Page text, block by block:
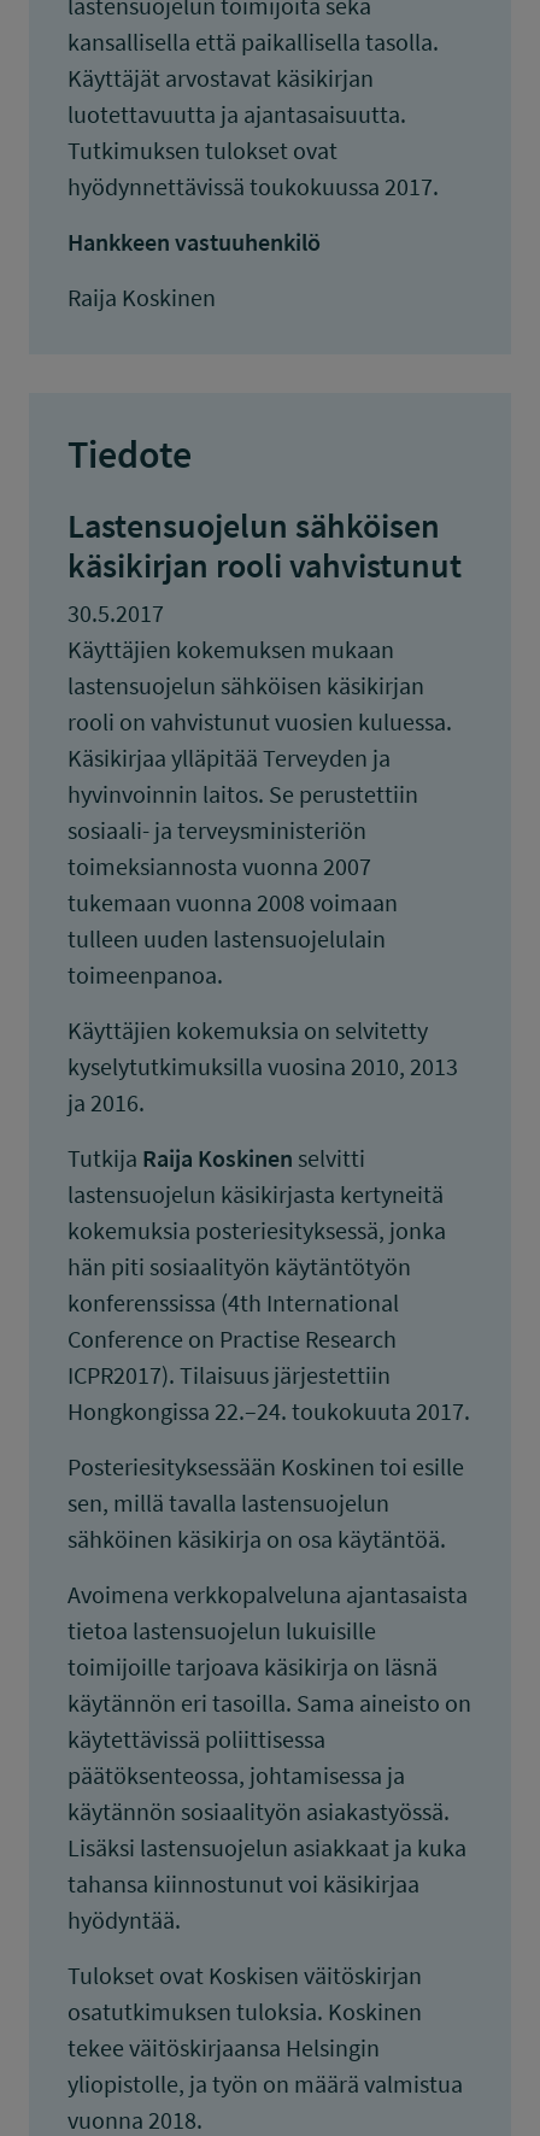
kansallisella että paikallisella tasolla.
Käyttäjät arvostavat käsikirjan
luotettavuutta ja ajantasaisuutta.
Tutkimuksen tulokset ovat
hyödynnettävissä toukokuussa 2017.
Hankkeen vastuuhenkilö
Raija Koskinen
Tiedote
Lastensuojelun sähköisen
käsikirjan rooli vahvistunut
30.5.2017
Käyttäjien kokemuksen mukaan
lastensuojelun sähköisen käsikirjan
rooli on vahvistunut vuosien kuluessa.
Käsikirjaa ylläpitää Terveyden ja
hyvinvoinnin laitos. Se perustettiin
sosiaali- ja terveysministeriön
toimeksiannosta vuonna 2007
tukemaan vuonna 2008 voimaan
tulleen uuden lastensuojelulain
toimeenpanoa.
Käyttäjien kokemuksia on selvitetty
kyselytutkimuksilla vuosina 2010, 2013
ja 2016.
Tutkija Raija Koskinen selvitti
lastensuojelun käsikirjasta kertyneitä
kokemuksia posteriesityksessä, jonka
hän piti sosiaalityön käytäntötyön
konferenssissa (4th International
Conference on Practise Research
ICPR2017). Tilaisuus järjestettiin
Hongkongissa 22.–24. toukokuuta 2017.
Posteriesityksessään Koskinen toi esille
sen, millä tavalla lastensuojelun
sähköinen käsikirja on osa käytäntöä.
Avoimena verkkopalveluna ajantasaista
tietoa lastensuojelun lukuisille
toimijoille tarjoava käsikirja on läsnä
käytännön eri tasoilla. Sama aineisto on
käytettävissä poliittisessa
päätöksenteossa, johtamisessa ja
käytännön sosiaalityön asiakastyössä.
Lisäksi lastensuojelun asiakkaat ja kuka
tahansa kiinnostunut voi käsikirjaa
hyödyntää.
Tulokset ovat Koskisen väitöskirjan
osatutkimuksen tuloksia. Koskinen
tekee väitöskirjaansa Helsingin
yliopistolle, ja työn on määrä valmistua
vuonna 2018.